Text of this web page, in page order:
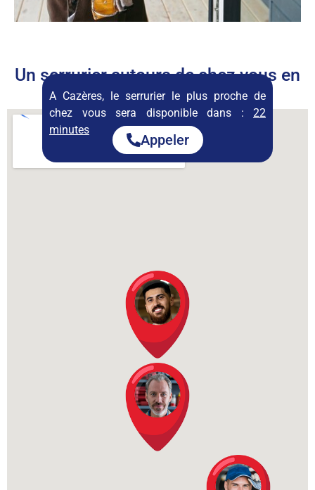
Un serrurier autours de chez vous en
permanence
A Cazères, le serrurier le plus proche de
chez vous sera disponible dans : 22
minutes
Appeler